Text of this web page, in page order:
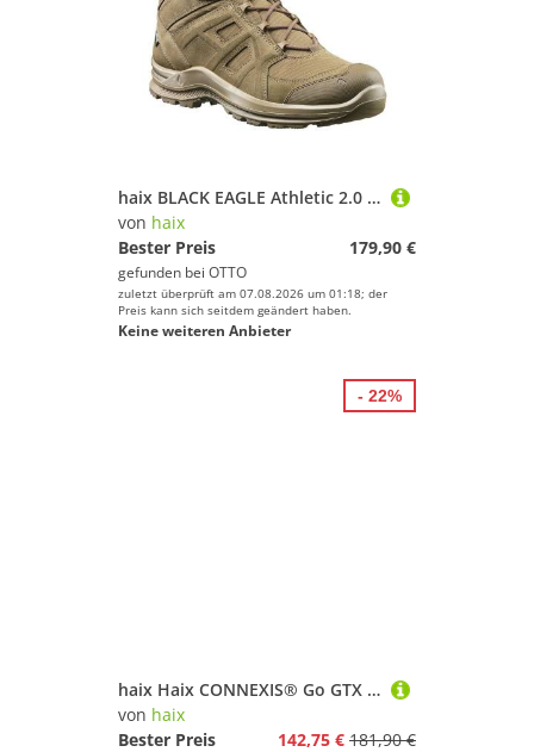
haix BLACK EAGLE Athletic 2.0 V GTX MID Wanderschuh (1-tlg)
von haix
Bester Preis
179,90 €
gefunden bei OTTO
zuletzt überprüft am 07.08.2026 um 01:18; der
Preis kann sich seitdem geändert haben.
Keine weiteren Anbieter
haix Haix CONNEXIS® Go GTX WS low Wanderschuh
von haix
Bester Preis
142,75 € 181,90 €
- 22%